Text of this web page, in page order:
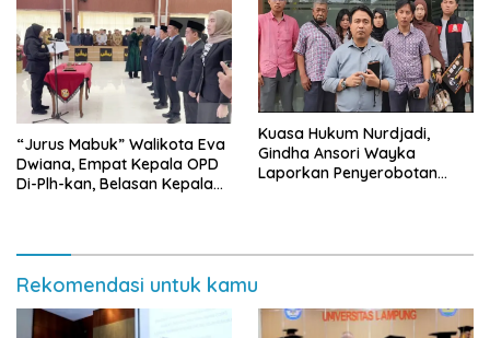
“Jurus Mabuk” Walikota Eva
Dwiana, Empat Kepala OPD
Di-Plh-kan, Belasan Kepala
Kuasa Hukum Nurdjadi,
Gindha Ansori Wayka
Laporkan Penyerobotan
Rekomendasi untuk kamu